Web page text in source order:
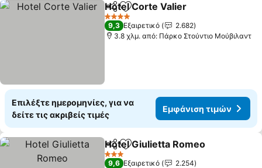
Κοινοποίηση
Προσθήκη στα αγαπημένα
Hotel Corte Valier
4 Αστέρια
9,3 Εξαιρετικό
2.682
3.8 χλμ. από: Πάρκο Στούντιο Μούβιλαντ
Επιλέξτε ημερομηνίες, για να
δείτε τις ακριβείς τιμές
Εμφάνιση τιμών
Κοινοποίηση
Προσθήκη στα αγαπημένα
Hotel Giulietta Romeo
3 Αστέρια
9,6 Εξαιρετικό
2.254